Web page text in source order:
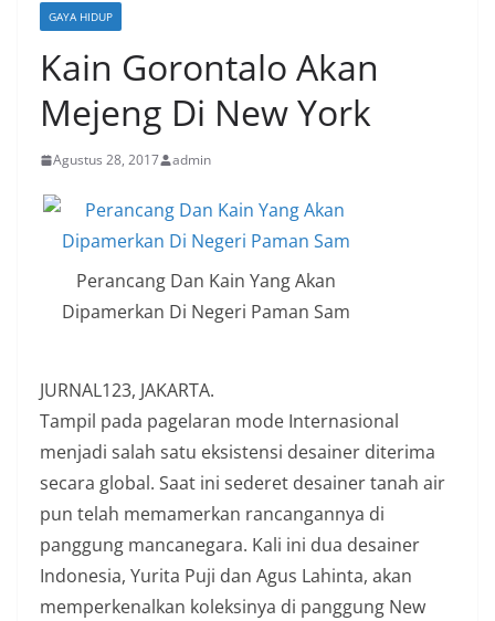
GAYA HIDUP
Kain Gorontalo Akan
Mejeng Di New York
Agustus 28, 2017 admin
Perancang Dan Kain Yang Akan
Dipamerkan Di Negeri Paman Sam
JURNAL123, JAKARTA.
Tampil pada pagelaran mode Internasional
menjadi salah satu eksistensi desainer diterima
secara global. Saat ini sederet desainer tanah air
pun telah memamerkan rancangannya di
panggung mancanegara. Kali ini dua desainer
Indonesia, Yurita Puji dan Agus Lahinta, akan
memperkenalkan koleksinya di panggung New